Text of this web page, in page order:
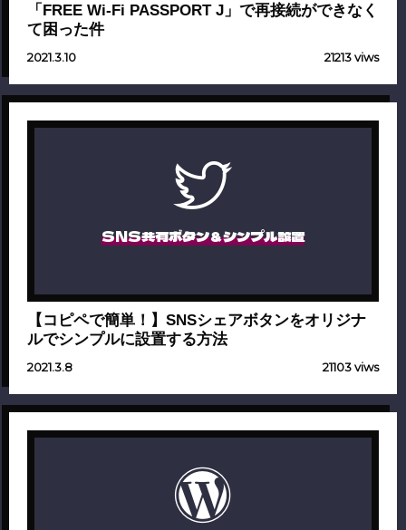
「FREE Wi-Fi PASSPORT J」で再接続ができなく
て困った件
2021.3.10 21213 viws
SNS共有ボタン＆シンプル設置
【コピペで簡単！】SNSシェアボタンをオリジナ
ルでシンプルに設置する方法
2021.3.8 21103 viws